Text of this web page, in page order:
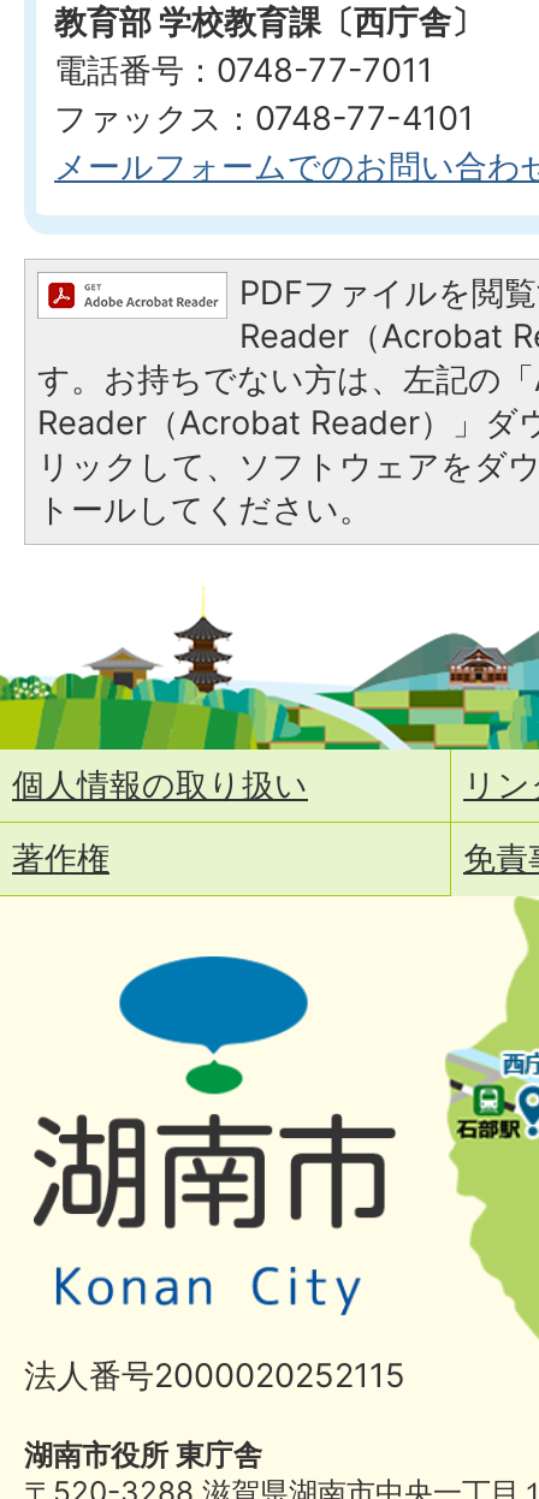
教育部 学校教育課〔西庁舎〕
電話番号：0748-77-7011
ファックス：0748-77-4101
メールフォームでのお問い合わ
PDFファイルを閲
Reader（Acrobat
す。お持ちでない方は、左記の
Reader（Acrobat Reader）」ダ
リックして、ソフトウェアをダ
トールしてください。
個人情報の取り扱い
リ
著作権
免責
法人番号2000020252115
湖南市役所 東庁舎
〒520-3288 滋賀県湖南市中央一丁目